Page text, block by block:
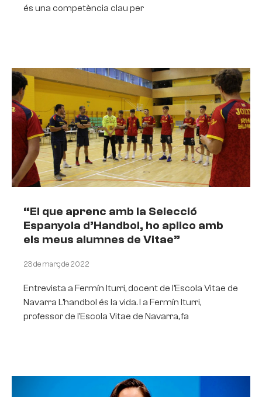
és una competència clau per
“El que aprenc amb la Selecció
Espanyola d’Handbol, ho aplico amb
els meus alumnes de Vitae”
23 de març de 2022
Entrevista a Fermín Iturri, docent de l’Escola Vitae de
Navarra L’handbol és la vida. I a Fermín Iturri,
professor de l’Escola Vitae de Navarra, fa